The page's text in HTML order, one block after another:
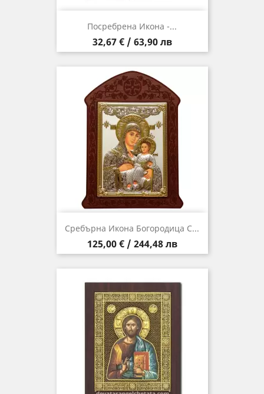
Посребрена Икона -...
Цена
32,67 € / 63,90 лв
Сребърна Икона Богородица С...
Цена
125,00 € / 244,48 лв